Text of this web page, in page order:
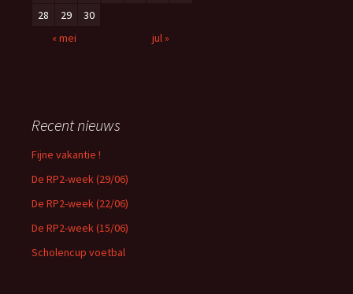
28
29
30
« mei
jul »
Recent nieuws
Fijne vakantie !
De RP2-week (29/06)
De RP2-week (22/06)
De RP2-week (15/06)
Scholencup voetbal